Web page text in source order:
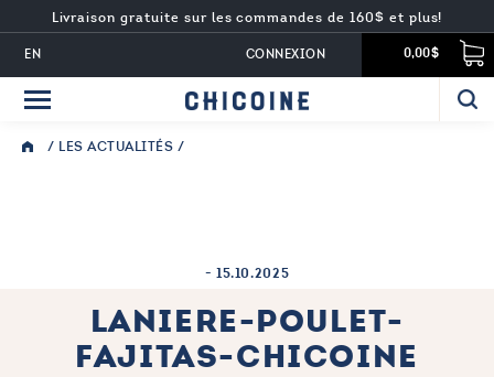
EN
Livraison gratuite sur les commandes de 160$ et plus!
0,00$
CONNEXION
/ LES ACTUALITÉS /
- 15.10.2025
LANIERE-POULET-
FAJITAS-CHICOINE